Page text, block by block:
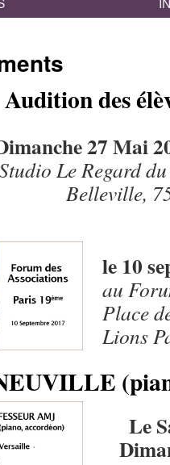
Audition des
27 Mai
Le Regard
Belleville,
le 10
au
Place
Lions
Le